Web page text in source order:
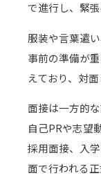
で進行し、緊
服装や言葉遣
事前の準備が
えており、対
面接は一方的
自己PRや志望
採用面接、入
面で行われる正